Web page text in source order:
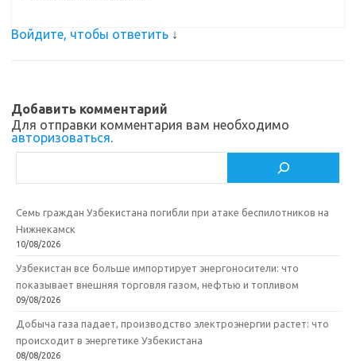
Войдите, чтобы ответить ↓
Добавить комментарий
Для отправки комментария вам необходимо
авторизоваться.
Семь граждан Узбекистана погибли при атаке беспилотников на
Нижнекамск
10/08/2026
Узбекистан все больше импортирует энергоносители: что
показывает внешняя торговля газом, нефтью и топливом
09/08/2026
Добыча газа падает, производство электроэнергии растет: что
происходит в энергетике Узбекистана
08/08/2026